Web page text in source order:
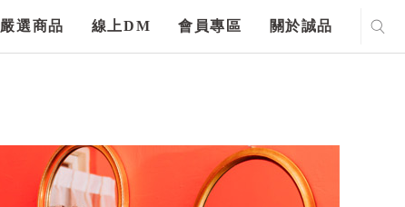
嚴選商品 線上DM 會員專區 關於誠品